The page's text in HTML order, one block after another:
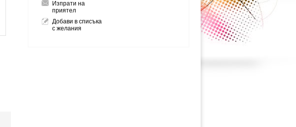
Изпрати на
приятел
Добави в списъка
с желания